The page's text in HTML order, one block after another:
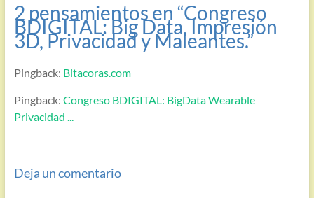
2 pensamientos en “Congreso
BDIGITAL: Big Data, Impresión
3D, Privacidad y Maleantes.”
Pingback: Bitacoras.com
Pingback: Congreso BDIGITAL: BigData Wearable
Privacidad ...
Deja un comentario